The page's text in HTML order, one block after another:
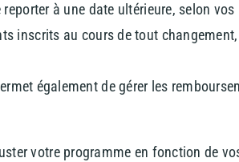
à une date ultérieure, selon vos
inscrits au cours de tout
également de gérer les
votre programme en fonction de